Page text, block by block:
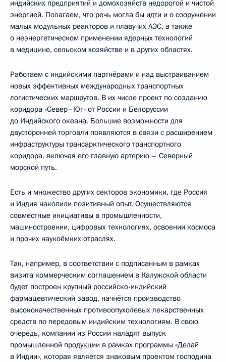
индийских предприятий и домохозяйств недорогой и чистой
энергией. Полагаем, что речь могла бы идти и о сооружении
малых модульных реакторов и плавучих АЭС, а также
о неэнергетическом применении ядерных технологий
в медицине, сельском хозяйстве и в других областях.
Работаем с индийскими партнёрами и над выстраиванием
новых эффективных международных транспортных
логистических маршрутов. В их числе проект по созданию
коридора «Север–Юг» от России и Белоруссии
до Индийского океана. Большие возможности для
двусторонней торговли появляются в связи с расширением
инфраструктуры трансарктического транспортного
коридора, включая его главную артерию – Северный
морской путь.
Есть и множество других секторов экономики, где Россия
и Индия накопили позитивный опыт. Осуществляются
совместные инициативы в промышленности,
машиностроении, цифровых технологиях, освоении космоса
и прочих наукоёмких отраслях.
Так, например, в соответствии с подписанным в рамках
визита коммерческим соглашением в Калужской области
будет построен крупный российско-индийский
фармацевтический завод, начнётся производство
высококачественных противоопухолевых лекарственных
средств по передовым индийским технологиям. В свою
очередь, компании из России наладят выпуск
промышленной продукции в рамках программы «Делай
в Индии», которая является знаковым проектом господина